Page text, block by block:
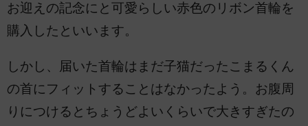
お迎えの記念にと可愛らしい赤色のリボン首輪を
購入したといいます。
しかし、届いた首輪はまだ子猫だったこまるくん
の首にフィットすることはなかったよう。お腹周
りにつけるとちょうどよいくらいで大きすぎたの